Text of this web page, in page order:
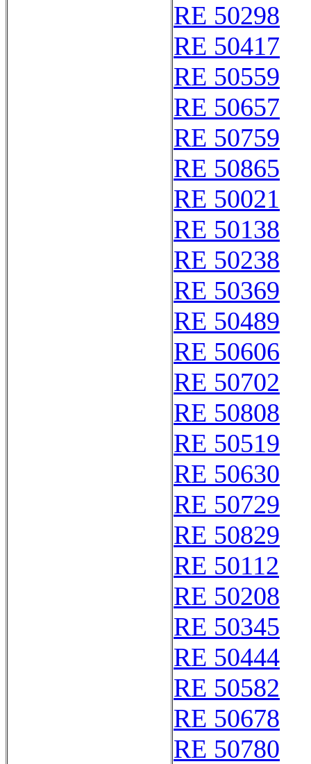
RE 50298
RE 50417
RE 50559
RE 50657
RE 50759
RE 50865
RE 50021
RE 50138
RE 50238
RE 50369
RE 50489
RE 50606
RE 50702
RE 50808
RE 50519
RE 50630
RE 50729
RE 50829
RE 50112
RE 50208
RE 50345
RE 50444
RE 50582
RE 50678
RE 50780